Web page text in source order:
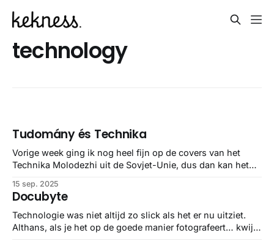
technology
Tudomány és Technika
Vorige week ging ik nog heel fijn op de covers van het
Technika Molodezhi uit de Sovjet-Unie, dus dan kan het
van het Hongaarse Tudomány és Technika. Wie kent het
niet?
15 sep. 2025
Docubyte
Technologie was niet altijd zo slick als het er nu uitziet.
Althans, als je het op de goede manier fotografeert… kwijl